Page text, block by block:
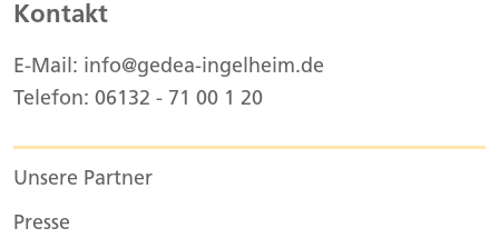
Kontakt
E-Mail: info@gedea-ingelheim.de
Telefon: 06132 - 71 00 1 20
Unsere Partner
Presse